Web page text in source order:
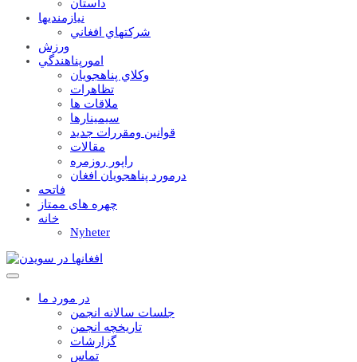
داستان
نيازمنديها
شرکتهاي افغاني
ورزش
امورپناهندگي
وکلاي پناهجويان
تظاهرات
ملاقات ها
سيمينارها
قوانين ومقررات جديد
مقالات
راپور روزمره
درمورد پناهجويان افغان
فاتحه
چهره های ممتاز
خانه
Nyheter
در مورد ما
جلسات سالانه انجمن
تاریخچه انجمن
گزارشات
تماس